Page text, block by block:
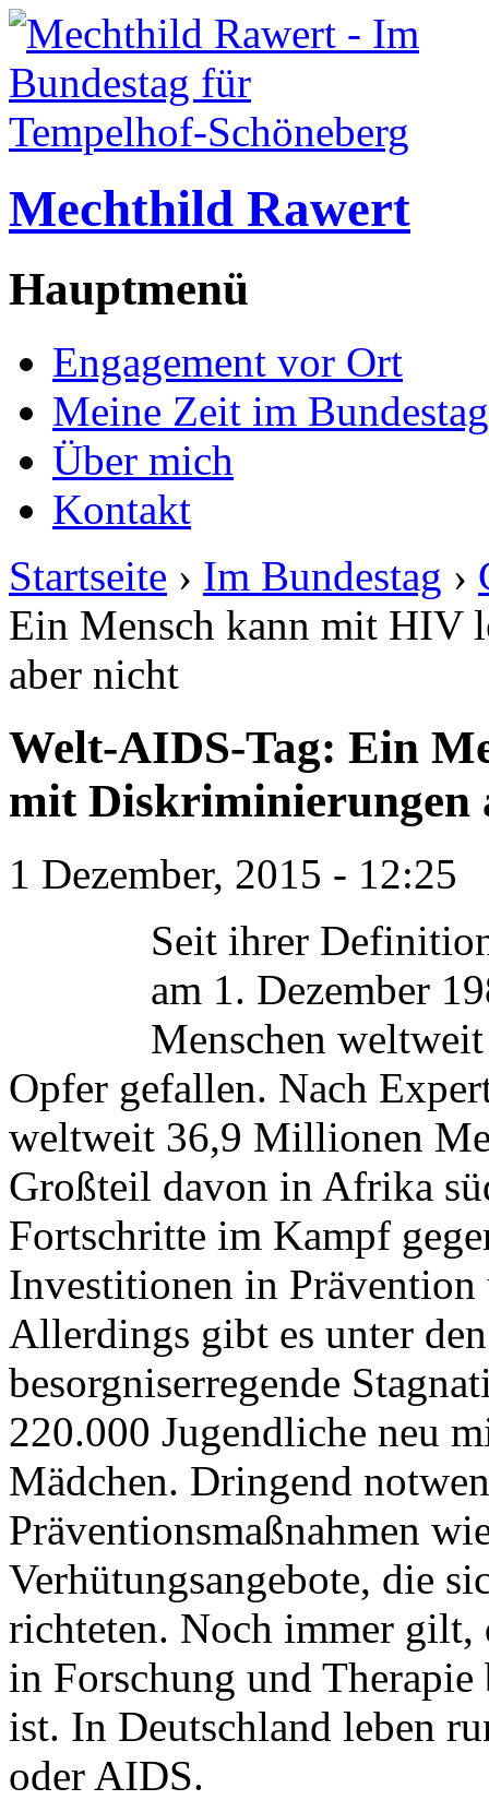
Mechthild Rawert
Hauptmenü
Engagement vor Ort
Meine Zeit im Bundestag
Über mich
Kontakt
Startseite › Im Bundestag ›
Ein Mensch kann mit HIV
aber nicht
Welt-AIDS-Tag: Ein
mit Diskriminierungen
1 Dezember, 2015 - 12:25
Seit ihrer
am 1. Dezember
Menschen
Opfer gefallen. Nach
weltweit 36,9 Millionen
Großteil davon in Afrika
Fortschritte im Kampf
Investitionen in Prävention
Allerdings gibt es unter
besorgniserregende
220.000 Jugendliche neu
Mädchen. Dringend
Präventionsmaßnahmen
Verhütungsangebote, die
richteten. Noch immer gilt,
in Forschung und
ist. In Deutschland leben
oder AIDS.